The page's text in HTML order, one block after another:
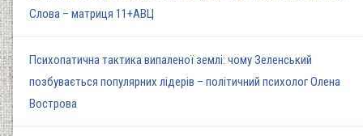
Слова – матриця 11+АВЦ
Психопатична тактика випаленої землі: чому Зеленський
позбувається популярних лідерів – політичний психолог Олена
Вострова